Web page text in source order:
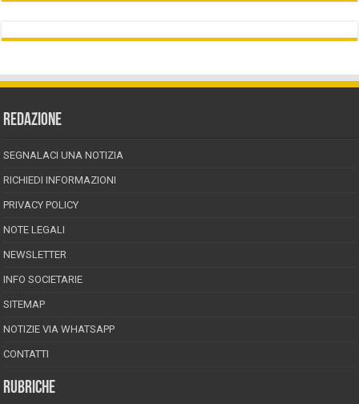
REDAZIONE
SEGNALACI UNA NOTIZIA
RICHIEDI INFORMAZIONI
PRIVACY POLICY
NOTE LEGALI
NEWSLETTER
INFO SOCIETARIE
SITEMAP
NOTIZIE VIA WHATSAPP
CONTATTI
RUBRICHE